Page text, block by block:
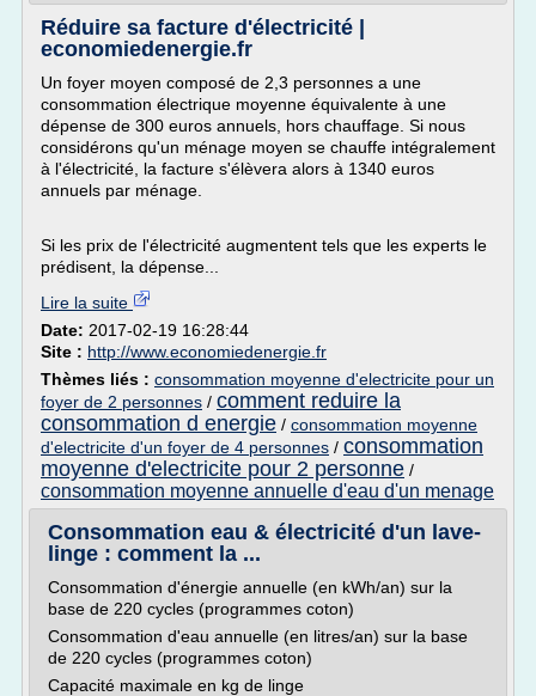
Réduire sa facture d'électricité |
economiedenergie.fr
Un foyer moyen composé de 2,3 personnes a une
consommation électrique moyenne équivalente à une
dépense de 300 euros annuels, hors chauffage. Si nous
considérons qu'un ménage moyen se chauffe intégralement
à l'électricité, la facture s'élèvera alors à 1340 euros
annuels par ménage.
Si les prix de l'électricité augmentent tels que les experts le
prédisent, la dépense...
Lire la suite
Date: 2017-02-19 16:28:44
Site : http://www.economiedenergie.fr
Thèmes liés : consommation moyenne d'electricite pour un
foyer de 2 personnes / comment reduire la
consommation d energie / consommation moyenne
d'electricite d'un foyer de 4 personnes / consommation
moyenne d'electricite pour 2 personne /
consommation moyenne annuelle d'eau d'un menage
Consommation eau & électricité d'un lave-
linge : comment la ...
Consommation d'énergie annuelle (en kWh/an) sur la
base de 220 cycles (programmes coton)
Consommation d'eau annuelle (en litres/an) sur la base
de 220 cycles (programmes coton)
Capacité maximale en kg de linge